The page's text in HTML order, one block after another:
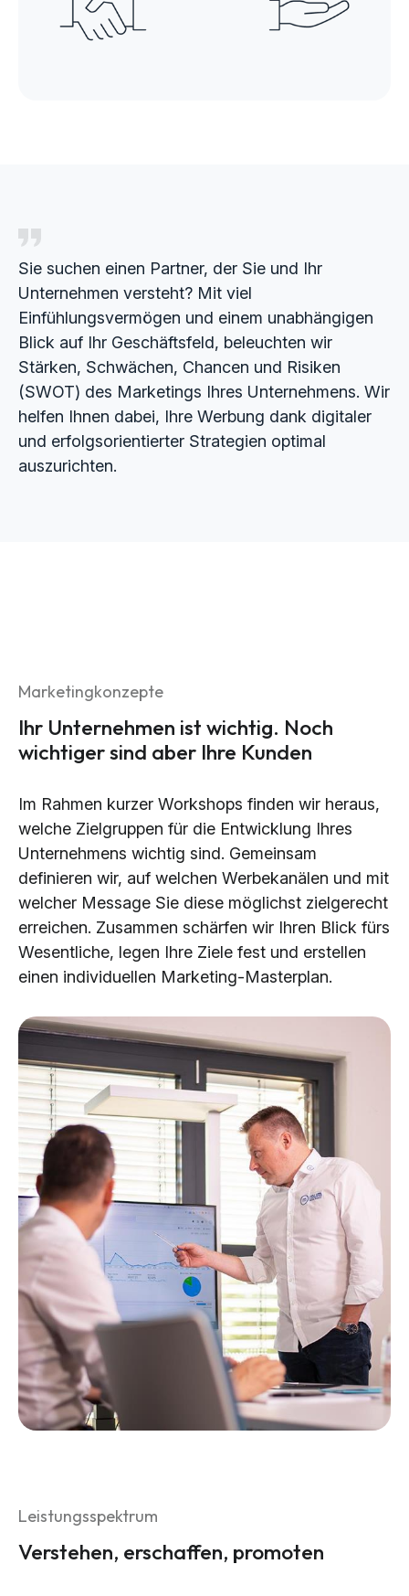
Sie suchen einen Partner, der Sie und Ihr
Unternehmen versteht? Mit viel
Einfühlungsvermögen und einem unabhängigen
Blick auf Ihr Geschäftsfeld, beleuchten wir
Stärken, Schwächen, Chancen und Risiken
(SWOT) des Marketings Ihres Unternehmens. Wir
helfen Ihnen dabei, Ihre Werbung dank digitaler
und erfolgsorientierter Strategien optimal
auszurichten.
Marketingkonzepte
Ihr Unternehmen ist wichtig. Noch
wichtiger sind aber Ihre Kunden
Im Rahmen kurzer Workshops finden wir heraus,
welche Zielgruppen für die Entwicklung Ihres
Unternehmens wichtig sind. Gemeinsam
definieren wir, auf welchen Werbekanälen und mit
welcher Message Sie diese möglichst zielgerecht
erreichen. Zusammen schärfen wir Ihren Blick fürs
Wesentliche, legen Ihre Ziele fest und erstellen
einen individuellen Marketing-Masterplan.
Leistungsspektrum
Verstehen, erschaffen, promoten